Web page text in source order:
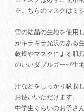
※こちらのマスクはミシ
雪の結晶の生地を使用
がキラキラ光沢のある
乾燥やマスクによる肌
のいいダブルガーゼ生地
汗などをしっかり吸収
お使いいただけます。
中学生ぐらいのお子さ